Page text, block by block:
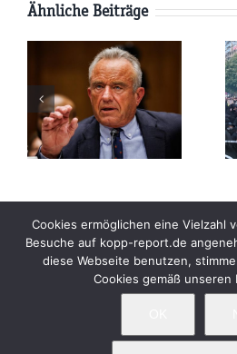
Ähnliche Beiträge
AfD-
Parteitag:
Wird die
Terroristen-
durchdrehen?
Beiträge Archiv
Kopp Verlag
Cookies ermöglichen eine Vielzahl
Besuche auf kopp-report.de
diese Webseite benutzen,
Cookies gemäß unseren